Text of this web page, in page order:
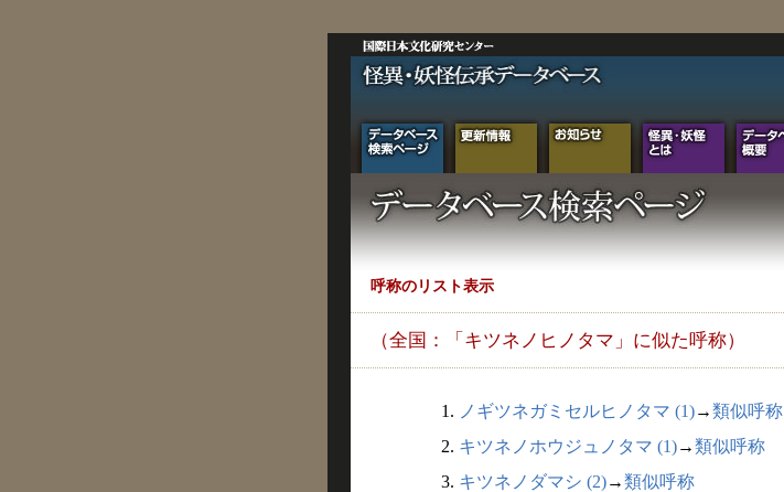
呼称のリスト表示
（全国：「キツネノヒノタマ」に似た呼称）
1. ノギツネガミセルヒノタマ (1)→類似呼称
2. キツネノホウジュノタマ (1)→類似呼称
3. キツネノダマシ (2)→類似呼称